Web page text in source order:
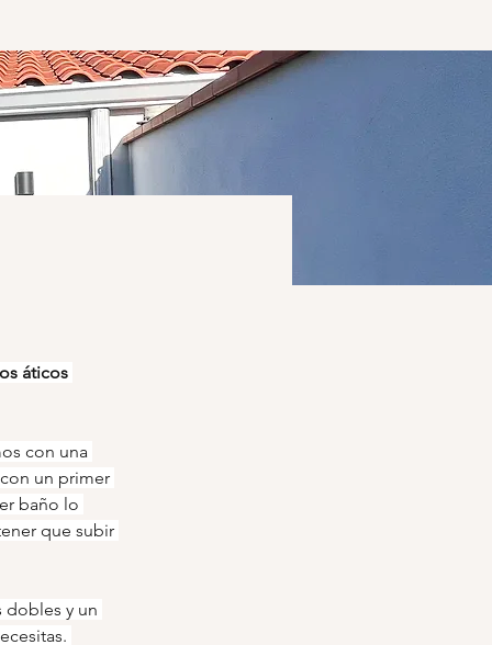
áticos
con una
un primer
baño lo
que subir
dobles y un